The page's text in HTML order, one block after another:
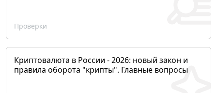
Проверки
Криптовалюта в России - 2026: новый закон и
правила оборота "крипты". Главные вопросы